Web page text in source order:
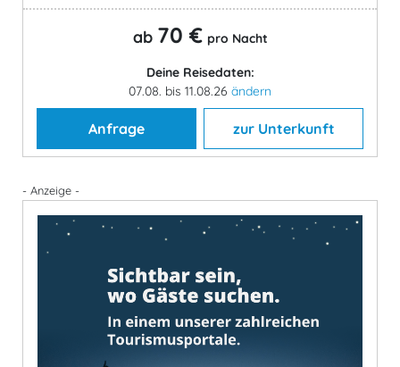
ab 70 € pro Nacht
Deine Reisedaten:
07.08. bis 11.08.26 ändern
Anfrage zur Unterkunft
- Anzeige -